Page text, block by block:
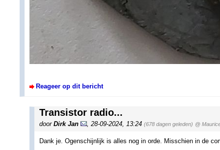
Reageer op dit bericht
Transistor radio...
door Dirk Jan , 28-09-2024, 13:24 (678 dagen geleden) @
Dank je. Ogenschijnlijk is alles nog in orde. Misschien in de